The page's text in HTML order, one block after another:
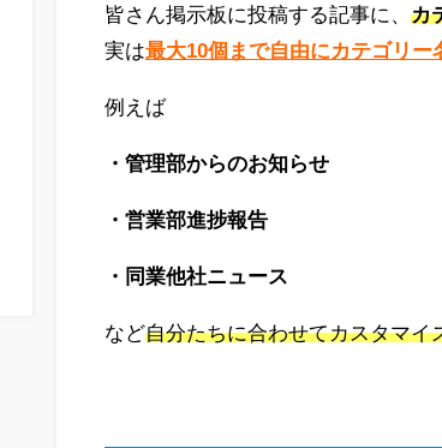
皆さん掲示板に投稿する記事に、カ
実は最大10個まで自由にカテゴリー
例えば
・管理部からのお知らせ
・営業部進捗報告
・同業他社ニュース
など自分たちに合わせてカスタマイ